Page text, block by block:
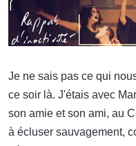
Je ne sais pas ce qui
ce soir là. J'étais avec
son amie et son ami, au
à écluser sauvagement,